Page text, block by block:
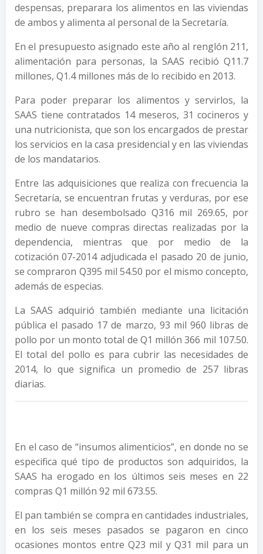
despensas, preparara los alimentos en las viviendas
de ambos y alimenta al personal de la Secretaría.
En el presupuesto asignado este año al renglón 211,
alimentación para personas, la SAAS recibió Q11.7
millones, Q1.4 millones más de lo recibido en 2013.
Para poder preparar los alimentos y servirlos, la
SAAS tiene contratados 14 meseros, 31 cocineros y
una nutricionista, que son los encargados de prestar
los servicios en la casa presidencial y en las viviendas
de los mandatarios.
Entre las adquisiciones que realiza con frecuencia la
Secretaría, se encuentran frutas y verduras, por ese
rubro se han desembolsado Q316 mil 269.65, por
medio de nueve compras directas realizadas por la
dependencia, mientras que por medio de la
cotización 07-2014 adjudicada el pasado 20 de junio,
se compraron Q395 mil 54.50 por el mismo concepto,
además de especias.
La SAAS adquirió también mediante una licitación
pública el pasado 17 de marzo, 93 mil 960 libras de
pollo por un monto total de Q1 millón 366 mil 107.50.
El total del pollo es para cubrir las necesidades de
2014, lo que significa un promedio de 257 libras
diarias.
En el caso de “insumos alimenticios”, en donde no se
especifica qué tipo de productos son adquiridos, la
SAAS ha erogado en los últimos seis meses en 22
compras Q1 millón 92 mil 673.55.
El pan también se compra en cantidades industriales,
en los seis meses pasados se pagaron en cinco
ocasiones montos entre Q23 mil y Q31 mil para un